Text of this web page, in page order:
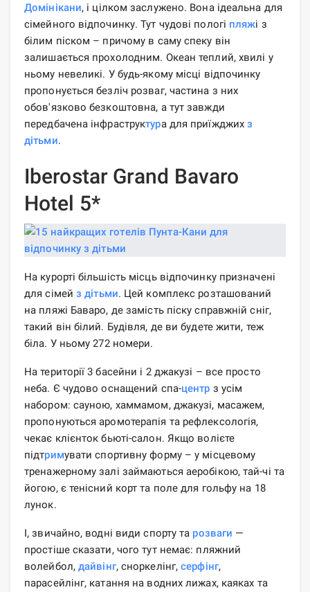
Домінікани, і цілком заслужено. Вона ідеальна для
сімейного відпочинку. Тут чудові пологі пляжі з
білим піском – причому в саму спеку він
залишається прохолодним. Океан теплий, хвилі у
ньому невеликі. У будь-якому місці відпочинку
пропонується безліч розваг, частина з них
обов'язково безкоштовна, а тут завжди
передбачена інфраструктура для приїжджихз
дітьми.
Iberostar Grand Bavaro
Hotel 5*
На курорті більшість місць відпочинку призначені
для сімей з дітьми. Цей комплекс розташований
на пляжі Баваро, де замість піску справжній сніг,
такий він білий. Будівля, де ви будете жити, теж
біла. У ньому 272 номери.
На території 3 басейни і 2 джакузі – все просто
неба. Є чудово оснащений спа-центр з усім
набором: сауною, хаммамом, джакузі, масажем,
пропонуються аромотерапія та рефлексологія,
чекає клієнток бьюті-салон. Якщо волієте
підтримувати спортивну форму – у місцевому
тренажерному залі займаються аеробікою, тай-чі та
йогою, є тенісний корт та поле для гольфу на 18
лунок.
І, звичайно, водні види спорту та розваги —
простіше сказати, чого тут немає: пляжний
волейбол, дайвінг, сноркелінг,серфінг,
парасейлінг, катання на водних лижах, каяках та